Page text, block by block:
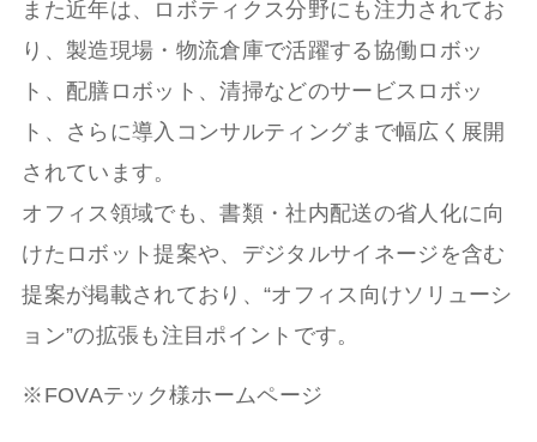
また近年は、ロボティクス分野にも注力されてお
り、製造現場・物流倉庫で活躍する協働ロボッ
ト、配膳ロボット、清掃などのサービスロボッ
ト、さらに導入コンサルティングまで幅広く展開
されています。
オフィス領域でも、書類・社内配送の省人化に向
けたロボット提案や、デジタルサイネージを含む
提案が掲載されており、“オフィス向けソリューシ
ョン”の拡張も注目ポイントです。
※FOVAテック様ホームページ